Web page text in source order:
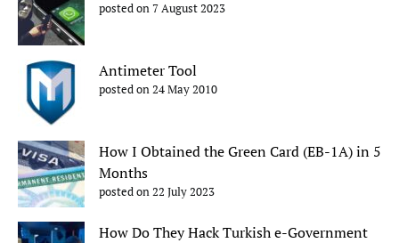
posted on 7 August 2023
Antimeter Tool
posted on 24 May 2010
How I Obtained the Green Card (EB-1A) in 5
Months
posted on 22 July 2023
How Do They Hack Turkish e-Government